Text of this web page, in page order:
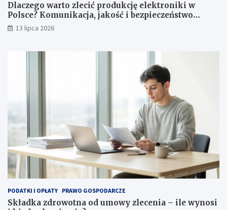
Dlaczego warto zlecić produkcję elektroniki w
Polsce? Komunikacja, jakość i bezpieczeństwo
dostaw
13 lipca 2026
PODATKI I OPŁATY PRAWO GOSPODARCZE
Składka zdrowotna od umowy zlecenia – ile wynosi